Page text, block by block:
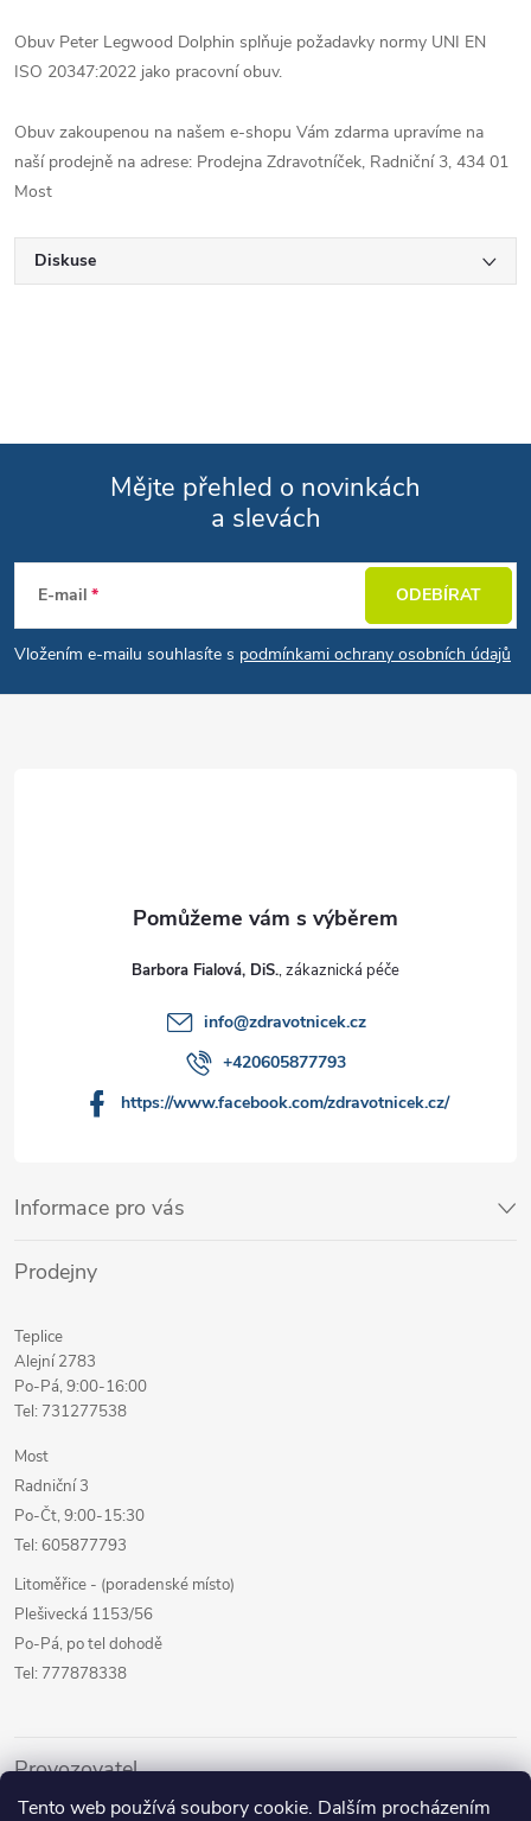
Tento web používá soubory cookie. Dalším procházením
Obuv Peter Legwood Dolphin splňuje požadavky normy UNI EN
ISO 20347:2022 jako pracovní obuv.
Obuv zakoupenou na našem e-shopu Vám zdarma upravíme na
naší prodejně na adrese: Prodejna Zdravotníček, Radniční 3, 434 01
Most
Diskuse
Mějte přehled o novinkách
a slevách
E-mail
Vložením e-mailu souhlasíte s podmínkami ochrany osobních údajů
ODEBÍRAT
Informace pro vás
Prodejny
Teplice
Alejní 2783
Po-Pá, 9:00-16:00
Tel: 731277538
Most
Radniční 3
Po-Čt, 9:00-15:30
Tel: 605877793
Litoměřice - (poradenské místo)
Plešivecká 1153/56
Po-Pá, po tel dohodě
Tel: 777878338
Provozovatel
Internetový prodej
Barbora Fialová, DiS.
info@zdravotnicek.cz
+420605877793
https://www.facebook.com/zdravotnicek.cz/